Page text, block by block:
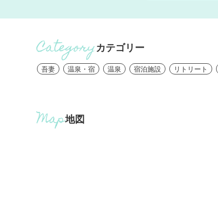
カテゴリー
吾妻 温泉・宿 温泉 宿泊施設 リトリート
地図